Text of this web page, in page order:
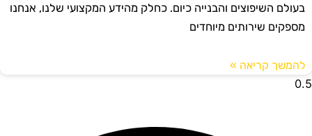
בעולם השיפוצים והבנייה כיום. כחלק מהידע המקצועי שלנו, אנחנו
מספקים שירותים מיוחדים
להמשך קריאה »